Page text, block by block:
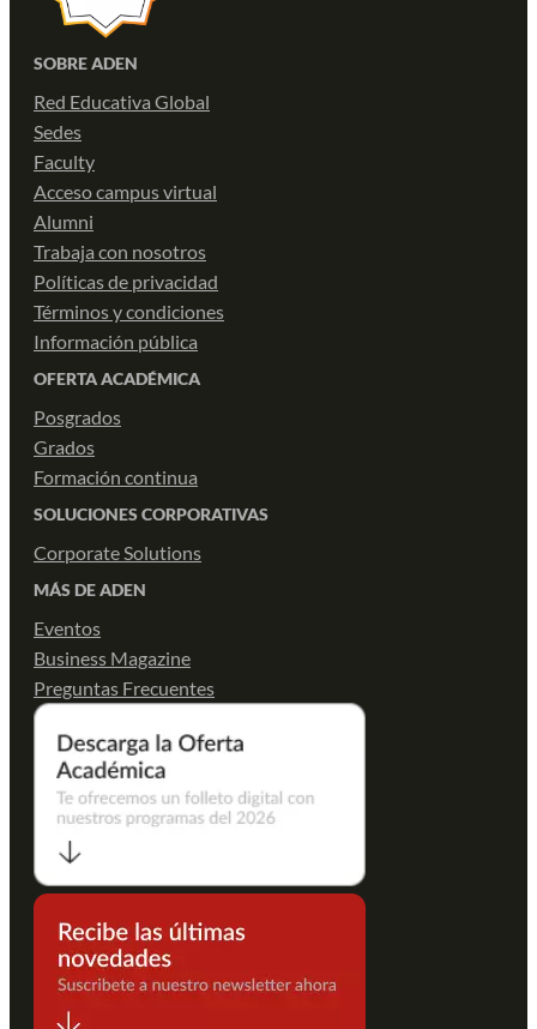
SOBRE ADEN
Red Educativa Global
Sedes
Faculty
Acceso campus virtual
Alumni
Trabaja con nosotros
Políticas de privacidad
Términos y condiciones
Información pública
OFERTA ACADÉMICA
Posgrados
Grados
Formación continua
SOLUCIONES CORPORATIVAS
Corporate Solutions
MÁS DE ADEN
Eventos
Business Magazine
Preguntas Frecuentes